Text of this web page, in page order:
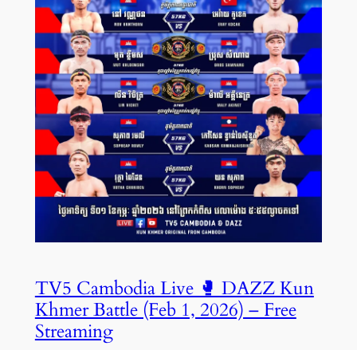
TV5 Cambodia Live 🥊 DAZZ Kun
Khmer Battle (Feb 1, 2026) – Free
Streaming